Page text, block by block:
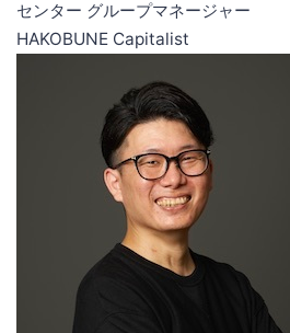
センター グループマネージャー
HAKOBUNE Capitalist